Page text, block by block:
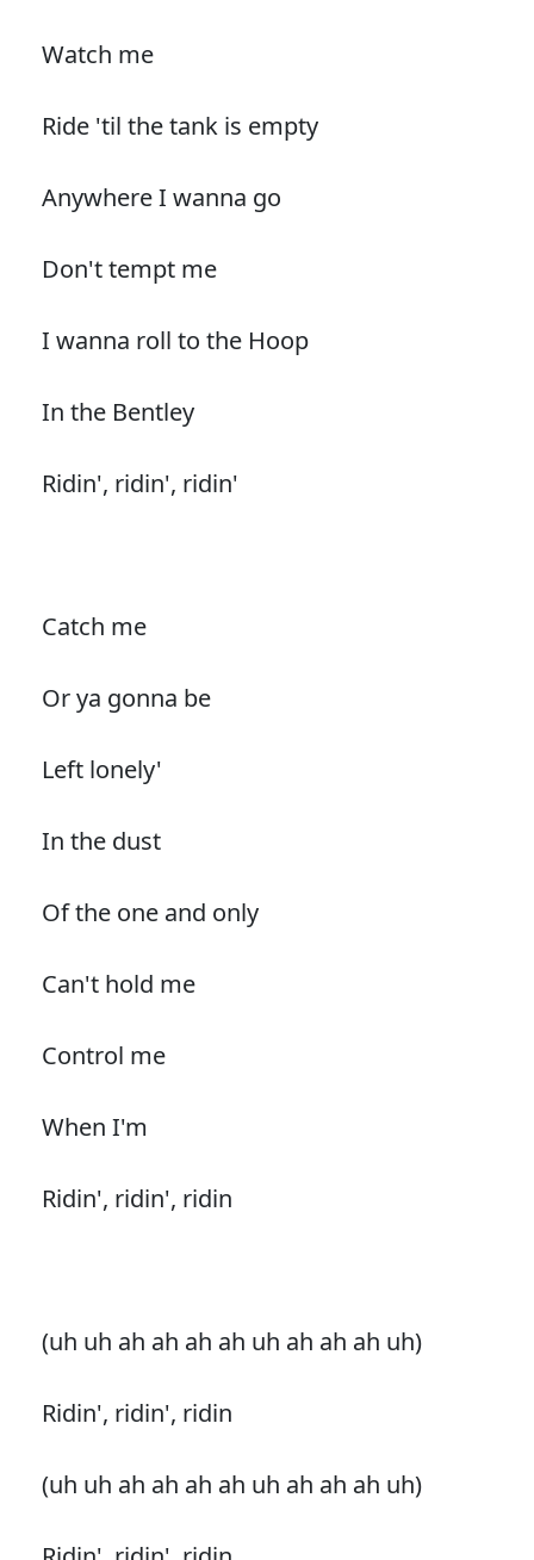
Watch me
Ride 'til the tank is empty
Anywhere I wanna go
Don't tempt me
I wanna roll to the Hoop
In the Bentley
Ridin', ridin', ridin'
Catch me
Or ya gonna be
Left lonely'
In the dust
Of the one and only
Can't hold me
Control me
When I'm
Ridin', ridin', ridin
(uh uh ah ah ah ah uh ah ah ah uh)
Ridin', ridin', ridin
(uh uh ah ah ah ah uh ah ah ah uh)